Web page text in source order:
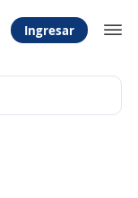
Ingresar